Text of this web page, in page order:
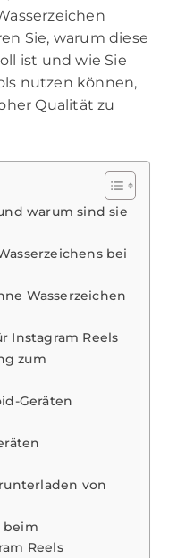
Sie, warum diese
ist und wie Sie
nutzen können,
Qualität zu
warum sind sie
bei
Wasserzeichen
Instagram Reels
zum
Geräten
von
beim
Reels